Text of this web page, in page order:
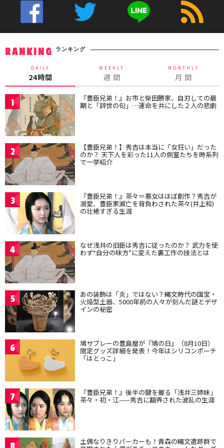
RANKING ランキング
DAILY
24時間
WEEKLY
週 間
MONTHLY
月 間
1 『豊臣兄弟！』お市と柴田勝家、自刃しての最
期と「辞世の句」…運命を共にした２人の悲劇
2 【豊臣兄弟！】秀吉は本当に「女狂い」だった
のか？ 天下人を彩った11人の側室たちを時系列
で一挙紹介
3 『豊臣兄弟！』茶々＝悪女はほぼ創作？秀吉が
溺愛、豊臣家滅亡を背負わされた茶々(井上和)
の壮絶すぎる生涯
4 なぜ浅井の旧臣は秀吉に従ったのか？ 武力を使
わず“自分の味方”に変えた裏工作の技法とは
5 あの装飾は「炎」ではない？縄文時代の国宝・
火焔型土器、5000年前の人々が刻んだ謎とデザ
インの秘密
6 鳩サブレーの豊島屋が『鳩の日』（8月10日）
限定グッズ詳細を発表！今年はシリコンポーチ
「はとっこ」
7 『豊臣兄弟！』後半の鍵を握る「浅井三姉妹」
茶々・初・江——秀吉に翻弄された波乱の生涯
土偶なりきりパーカーも！青森の縄文遺跡群で